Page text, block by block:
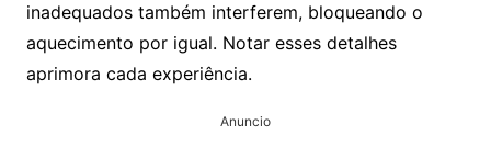
inadequados também interferem, bloqueando o
aquecimento por igual. Notar esses detalhes
aprimora cada experiência.
Anuncio